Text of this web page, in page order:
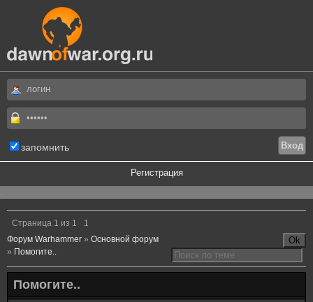
запомнить
Регистрация
.
Страница 1 из 1
1
Форум Warhammer » Основной форум
» Помогите..
Помогите..